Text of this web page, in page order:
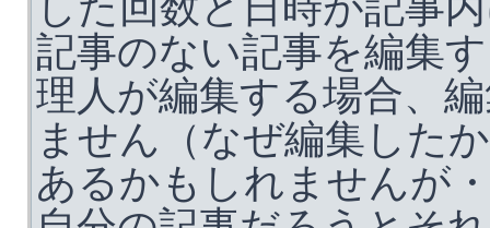
記事のない記事を編集
理人が編集する場合、
ません（なぜ編集した
あるかもしれませんが